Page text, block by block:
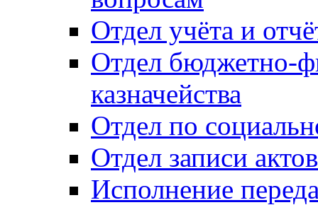
Отдел учёта и
Отдел бюджетно-
казначейства
Отдел по
Отдел записи
Исполнение